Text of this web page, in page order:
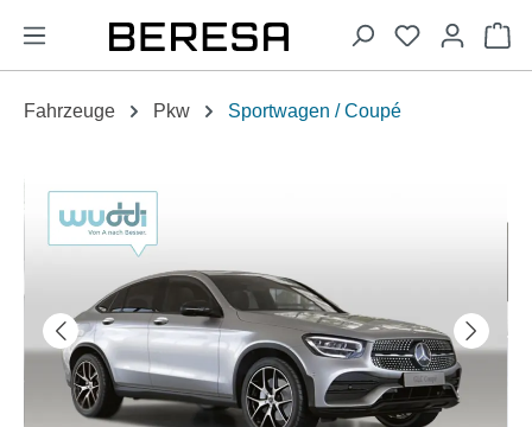
springen
Fahrzeuge Pkw Sportwagen / Coupé
Bildergalerie überspringen